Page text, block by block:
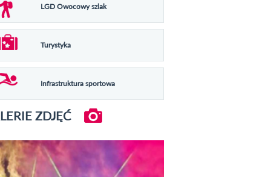
LGD Owocowy szlak
Turystyka
Infrastruktura sportowa
ZDJĘĆ